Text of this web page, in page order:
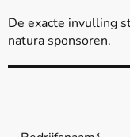
De exacte invulling
natura sponsoren.